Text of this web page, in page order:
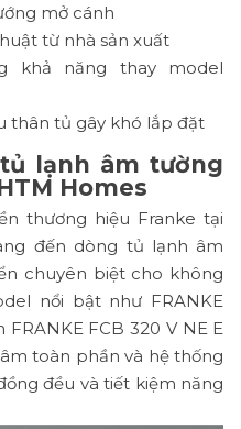
mở cánh
từ nhà sản xuất
khả năng thay model
thân tủ gây khó lắp đặt
lạnh âm tường
Homes
thương hiệu Franke tại
đến dòng tủ lạnh âm
chuyên biệt cho không
nổi bật như FRANKE
FCB 320 V NE E
toàn phần và hệ thống
đều và tiết kiệm năng